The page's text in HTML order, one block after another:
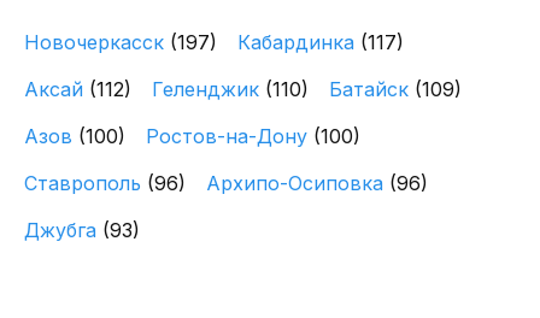
Новочеркасск (197) Кабардинка (117)
Аксай (112) Геленджик (110) Батайск (109)
Азов (100) Ростов-на-Дону (100)
Ставрополь (96) Архипо-Осиповка (96)
Джубга (93)